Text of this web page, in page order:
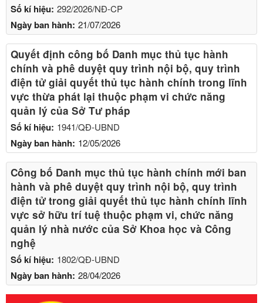
Số kí hiệu: 292/2026/NĐ-CP
Ngày ban hành: 21/07/2026
Số kí hiệu: 1941/QĐ-UBND
Ngày ban hành: 12/05/2026
Quyết định công bố Danh mục thủ tục hành
chính và phê duyệt quy trình nội bộ, quy trình
điện tử giải quyết thủ tục hành chính trong lĩnh
vực thừa phát lại thuộc phạm vi chức năng
quản lý của Sở Tư pháp
Số kí hiệu: 1802/QĐ-UBND
Ngày ban hành: 28/04/2026
Công bố Danh mục thủ tục hành chính mới ban
hành và phê duyệt quy trình nội bộ, quy trình
điện tử trong giải quyết thủ tục hành chính lĩnh
vực sở hữu trí tuệ thuộc phạm vi, chức năng
quản lý nhà nước của Sở Khoa học và Công
nghệ